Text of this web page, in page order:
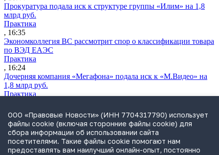
Прокуратура подала иск к структуре группы «Илим» на 1,8
млрд руб.
Практика
, 16:35
Экономколлегия ВС рассмотрит спор о классификации товара
по ВЭД ЕАЭС
Практика
, 16:24
Дочерняя компания «Мегафона» подала иск к «М.Видео» на
1,8 млрд руб.
Практика
СИП проверит отмену патента на систему управления
устройствами после возражений «Яндекса»
Практика
, 15:17
Суды 10 стран рассматривают иски российской «дочки»
ООО «Правовые Новости» (ИНН 7704317790) использует
файлы cookie (включая сторонние файлы cookie) для
сбора информации об использовании сайта
посетителями. Такие файлы cookie помогают нам
предоставлять вам наилучший онлайн-опыт, постоянно